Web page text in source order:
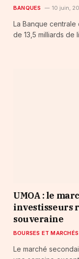
BANQUES 10 juin,
La Banque centrale
de 13,5 milliards
UMOA : le
investisseurs
souveraine
BOURSES ET MARCHÉS
Le marché